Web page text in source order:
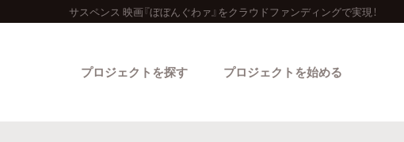
サスペンス 映画『ぼぼんぐわァ』をクラウドファンディングで実現！
プロジェクトを探す プロジェクトを始める